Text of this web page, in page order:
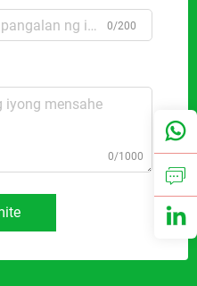
0/200
0/1000